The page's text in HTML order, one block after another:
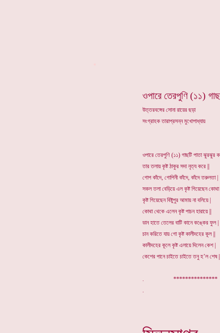
ওপারে তেরপুণি (১১)
উত্তরবঙ্গের সোনা রায়ের ছড়া
সংগ্রাহক তারাপ্রসন্ন মুখোপাধ্যায়
ওপারে তেরপুণি (১১) গাছটি পাতা ঝুরঝুর
তার তলায় কৃষ্ট ঠাকুর সদা নৃত্য করে ||
গোপ কাঁদে, গোপিনী কাঁদে, কাঁদে তরুলতা |
সকল তলা বেড়িয়ে এল কৃষ্ট গিয়েছেন কোথা
কৃষ্ট গিয়েছেন বিষ্টুপুর আমায় না বলিয়ে |
কোথা থেকে এলেন কৃষ্ট পাচন হারায়ে ||
ডান হাতে তেলের বাটি কানে কঙ্কের ফুল |
চান করিতে যায় গো কৃষ্ট কালীদহের কূল ||
কালীদহের কূলে কৃষ্ট এলায়ে দিলেন কেশ |
কেশের পানে চাইতে চাইতে তনু হ’ল শেষ ||
. ***************